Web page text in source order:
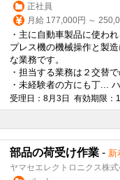
正社員
月給 177,000円 ～
・主に自動車製品に使わ
プレス機の機械操作と製
な業務です。
・担当する業務は２交替
・未経験者の方にも丁...
受理日：8月3日 有効期限：
部品の荷受け作業 - 新
ヤマセエレクトロニクス株